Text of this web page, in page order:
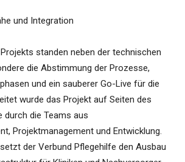
und Integration
standen neben der technischen
die Abstimmung der Prozesse,
und ein sauberer Go-Live für die
wurde das Projekt auf Seiten des
durch die Teams aus
Projektmanagement und Entwicklung.
der Verbund Pflegehilfe den Ausbau